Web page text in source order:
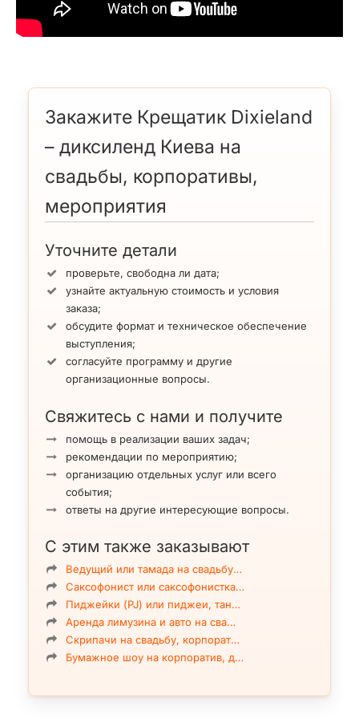
Закажите Крещатик Dixieland
– диксиленд Киева на
свадьбы, корпоративы,
мероприятия
Уточните детали
проверьте, свободна ли дата;
узнайте актуальную стоимость и условия
заказа;
обсудите формат и техническое обеспечение
выступления;
согласуйте программу и другие
организационные вопросы.
Свяжитесь с нами и получите
помощь в реализации ваших задач;
рекомендации по мероприятию;
организацию отдельных услуг или всего
события;
ответы на другие интересующие вопросы.
С этим также заказывают
Ведущий или тамада на свадьбу…
Саксофонист или саксофонистка…
Пиджейки (PJ) или пиджеи, тан…
Аренда лимузина и авто на сва…
Скрипачи на свадьбу, корпорат…
Бумажное шоу на корпоратив, д…